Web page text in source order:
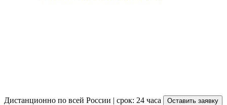
Дистанционно по всей России | срок: 24 часа Оставить заявку